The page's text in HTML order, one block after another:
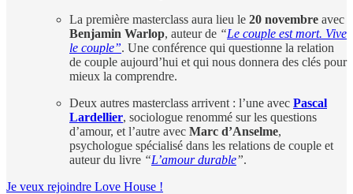
La première masterclass aura lieu le 20 novembre avec
Benjamin Warlop, auteur de “Le couple est mort. Vive
le couple”. Une conférence qui questionne la relation
de couple aujourd’hui et qui nous donnera des clés pour
mieux la comprendre.
Deux autres masterclass arrivent : l’une avec Pascal
Lardellier, sociologue renommé sur les questions
d’amour, et l’autre avec Marc d’Anselme,
psychologue spécialisé dans les relations de couple et
auteur du livre “L’amour durable”.
Je veux rejoindre Love House !